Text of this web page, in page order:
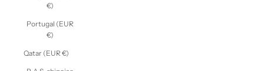
€)
Portugal (EUR
€)
Qatar (EUR €)